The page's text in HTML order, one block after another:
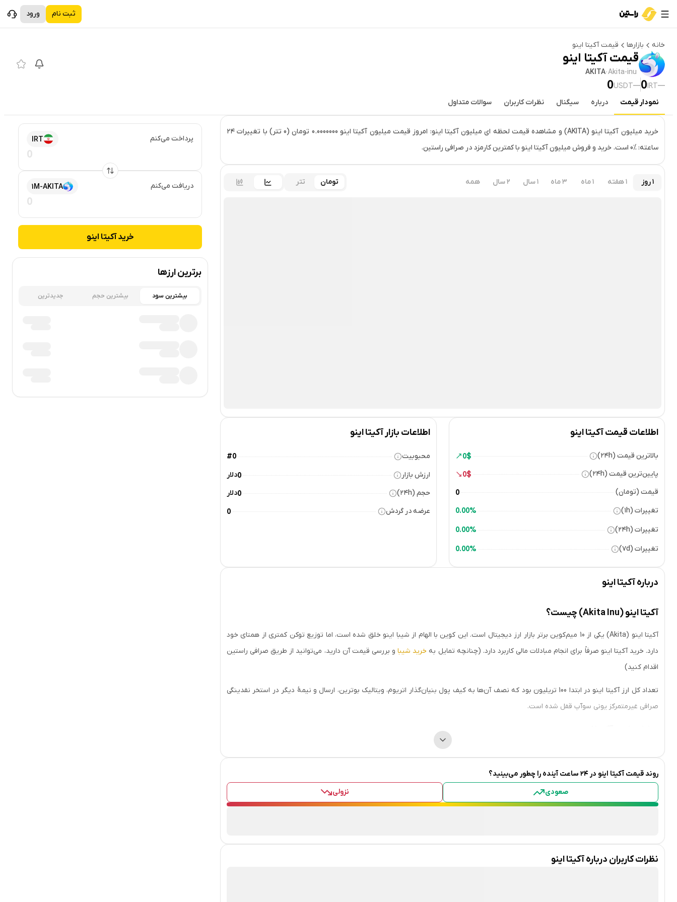
ثبت نام ورود
خانه بازارها قیمتآکیتا اینو
قیمتآکیتا اینو
Akita-inu
·
AKITA
—
IRT
0
—
USDT
0
نمودار قیمت درباره سیگنال نظرات کاربران سوالات متداول
قیمت لحظه‌ایآکیتا اینو
خرید میلیون آکیتا اینو (AKITA) و مشاهده قیمت لحظه ای میلیون آکیتا اینو: امروز قیمت میلیون آکیتا اینو 0.0000000 تومان (0 تتر) با تغییرات ۲۴
ساعته: ‎0% است. خرید و فروش میلیون آکیتا اینو با کمترین کارمزد در صرافی راستین.
۱ روز ۱ هفته ۱ ماه ۳ ماه ۱ سال ۲ سال همه تومان تتر
اطلاعات قیمت آکیتا اینو
بالاترین قیمت (۲۴h) $
0
پایین‌ترین قیمت (۲۴h) $
0
قیمت (تومان) 0
تغییرات (۱h) 0.00%
تغییرات (۲۴h) 0.00%
تغییرات (۷d) 0.00%
اطلاعات بازار آکیتا اینو
محبوبیت #0
ارزش بازار 0دلار
حجم (۲۴h)
0دلار
عرضه در گردش
0
دربارهآکیتا اینو
آکیتا اینو (Akita Inu) چیست؟
آکیتا اینو (Akita) یکی از 10 میم‌کوین برتر بازار ارز دیجیتال است. این کوین با الهام از شیبا اینو خلق شده است، اما توزیع توکن‌ کمتری از همتای خود
دارد. خرید آکیتا اینو صرفاً برای انجام مبادلات مالی‌ کاربرد دارد. (چنانچه تمایل به خرید شیباو بررسی قیمت آن دارید، می‌توانید از طریق صرافی راستین
اقدام کنید)
تعداد کل ارز آکیتا اینو در ابتدا 100 تریلیون بود که نصف آن‌ها به کیف پول بنیان‌گذار اتریوم، ویتالیک بوترین، ارسال و نیمهٔ دیگر در استخر نقدینگی
صرافی غیر‌متمرکز یونی سوآپ قفل شده است.
با اینکه این میم‌کوین بر پایه شبکه اتریوم ساخته شده است، اما امکان پل زدن به شبکه آوالانچ نیز وجود دارد. این ویژگی باعث پایین آمدن چشم‌گیر
هزینه تراکنش‌ها و قابلیت استک در صرافی پولار فارکس شده است.
معامله در صرافی‌های خارجی برای ایرانیان، ریسک از دست دادن تمام دارایی را دارد. راه‌حل ما برای خرید آکیتا اینو استفاده از یک صرافی داخلی با کارمزد
روند قیمت آکیتا اینو در ۲۴ ساعت آینده را چطور می‌بینید؟
صعودی
نزولی
نظرات کاربران دربارهآکیتا اینو
پرداخت می‌کنم IRT
دریافت می‌کنم 1M-AKITA
خرید آکیتا اینو
برترین ارزها
بیشترین سود بیشترین حجم جدیدترین